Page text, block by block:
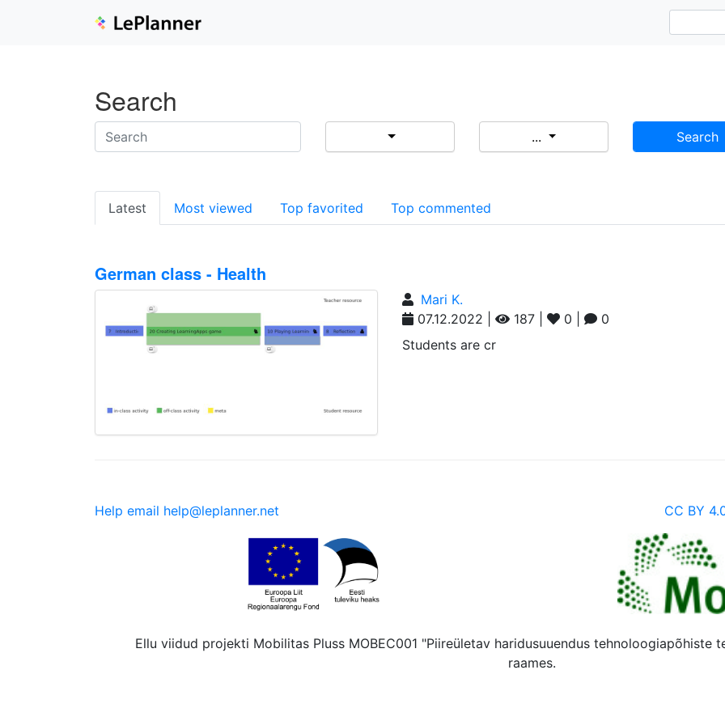
Search
... Search
Latest Most viewed Top favorited Top commented
German class - Health
Mari K.
07.12.2022 |
187 | 0 |
0
Students are cr
Help email help@leplanner.net CC BY
Ellu viidud projekti Mobilitas Pluss MOBEC001 "Piireületav haridusuuendus tehnoloogiapõhiste
raames.